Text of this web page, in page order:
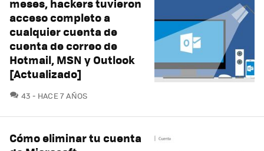
acceso completo a
cualquier cuenta de
cuenta de correo de
Hotmail, MSN y Outlook
[Actualizado]
43 COMENTARIOS
HACE 7 AÑOS
Cómo eliminar tu cuenta